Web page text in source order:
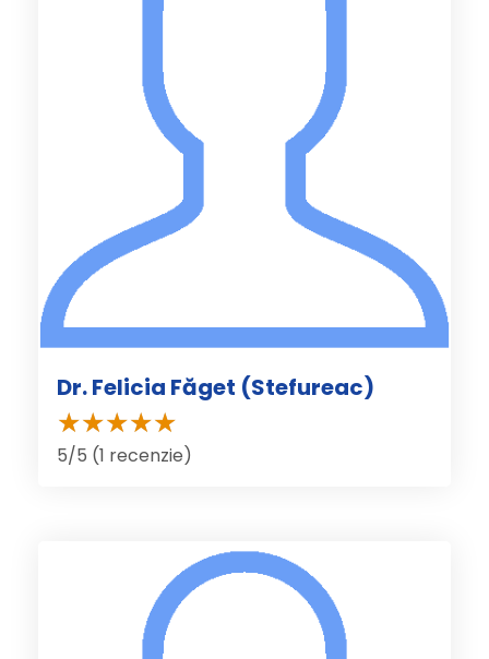
Dr. Felicia Făget (Stefureac)
5/5 (1 recenzie)